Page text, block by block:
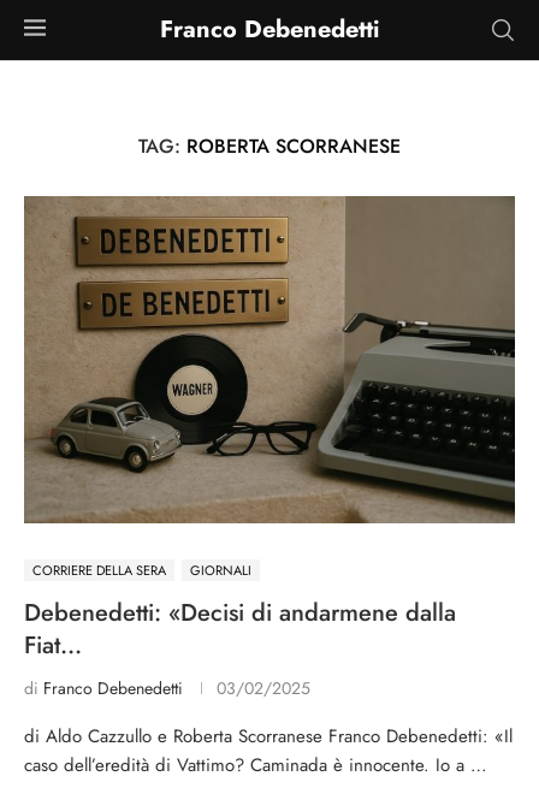
Franco Debenedetti
TAG: ROBERTA SCORRANESE
CORRIERE DELLA SERA GIORNALI
Debenedetti: «Decisi di andarmene dalla
Fiat…
di Franco Debenedetti 03/02/2025
di Aldo Cazzullo e Roberta Scorranese Franco Debenedetti: «Il
caso dell’eredità di Vattimo? Caminada è innocente. Io a …